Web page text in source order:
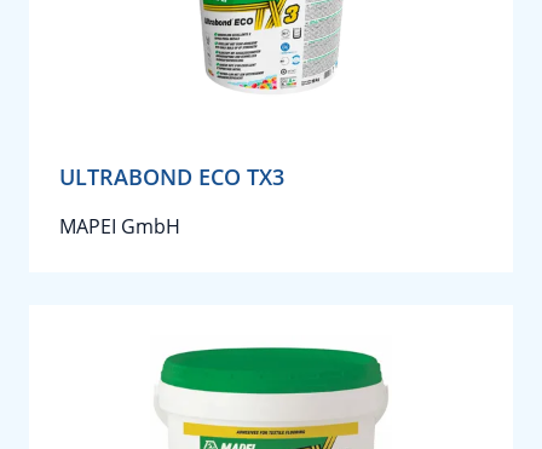
ULTRABOND ECO TX3
MAPEI GmbH